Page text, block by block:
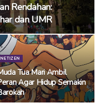
Rendahan:
dan UMR
NETIZEN
Tua Mari Ambil
Agar Hidup Semakin